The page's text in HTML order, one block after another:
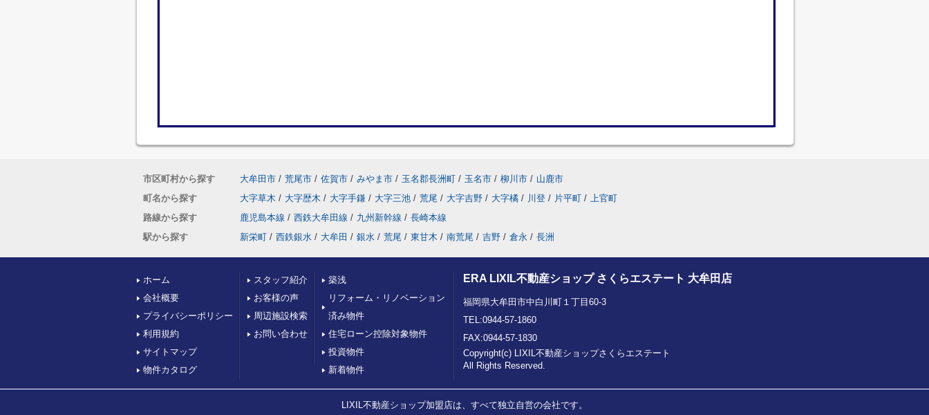
市区町村から探す 大牟田市 / 荒尾市 / 佐賀市 / みやま市 / 玉名郡長洲町 / 玉名市 / 柳川市 / 山鹿市
町名から探す
大字草木 / 大字歴木 / 大字手鎌 / 大字三池 / 荒尾 / 大字吉野 / 大字橘 / 川登 / 片平町 / 上官町
路線から探す
鹿児島本線 / 西鉄大牟田線 / 九州新幹線 / 長崎本線
駅から探す
新栄町 / 西鉄銀水 / 大牟田 / 銀水 / 荒尾 / 東甘木 / 南荒尾 / 吉野 / 倉永 / 長洲
ホーム
会社概要
プライバシーポリシー
利用規約
サイトマップ
物件カタログ
スタッフ紹介
お客様の声
周辺施設検索
お問い合わせ
築浅
リフォーム・リノベーション
済み物件
住宅ローン控除対象物件
投資物件
新着物件
ERA LIXIL不動産ショップ さくらエステート 大牟田店
福岡県大牟田市中白川町１丁目60-3
TEL:0944-57-1860
FAX:0944-57-1830
Copyright(c) LIXIL不動産ショップさくらエステート
All Rights Reserved.
LIXIL不動産ショップ加盟店は、すべて独立自営の会社です。